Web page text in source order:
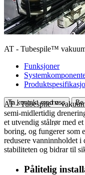
AT - Tubespile™
Funksjoner
Ta kontakt med oss Be
AT - Tubespile™
semi-midlertidig
et utvendig stålrør med
boring, og fungerer som
redusere vanninnholdet
stabiliteten og bidrar til
Pålitelig